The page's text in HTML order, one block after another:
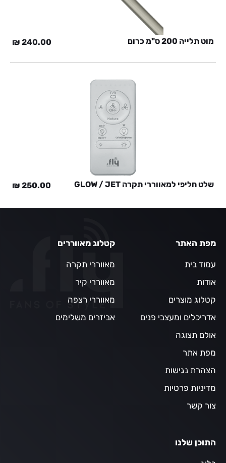
מוט תלייה 200 ס"מ כרום 240.00
₪
שלט חליפי למאווררי תקרה GLOW / JET 250.00
₪
מפת האתר
עמוד בית
אודות
קטלוג מוצרים
אדריכלים ומעצבי פנים
אולם תצוגה
מפת אתר
הצהרת נגישות
מדיניות פרטיות
צור קשר
קטלוג מאווררים
מאווררי תקרה
מאווררי קיר
מאווררי רצפה
אביזרים משלימים
התוכן שלנו